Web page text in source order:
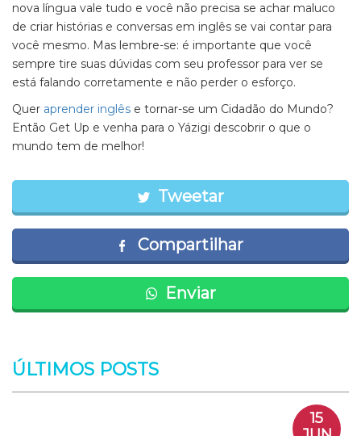
nova língua vale tudo e você não precisa se achar maluco
de criar histórias e conversas em inglês se vai contar para
você mesmo. Mas lembre-se: é importante que você
sempre tire suas dúvidas com seu professor para ver se
está falando corretamente e não perder o esforço.
Quer aprender inglês e tornar-se um Cidadão do Mundo?
Então Get Up e venha para o Yázigi descobrir o que o
mundo tem de melhor!
Tweetar
Compartilhar
Enviar
ÚLTIMOS POSTS
15